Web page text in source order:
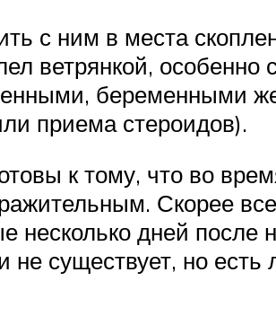
с ним в места
ветрянкой,
беременными
приема стероидов).
к тому, что во
Скорее
несколько дней после
не существует, но есть